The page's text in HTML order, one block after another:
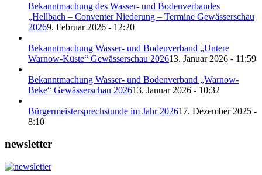
Bekanntmachung des Wasser- und Bodenverbandes
„Hellbach – Conventer Niederung – Termine Gewässerschau
20269. Februar 2026 - 12:20
Bekanntmachung Wasser- und Bodenverband „Untere
Warnow-Küste“ Gewässerschau 202613. Januar 2026 - 11:59
Bekanntmachung Wasser- und Bodenverband „Warnow-
Beke“ Gewässerschau 202613. Januar 2026 - 10:32
Bürgermeistersprechstunde im Jahr 202617. Dezember 2025 -
8:10
newsletter